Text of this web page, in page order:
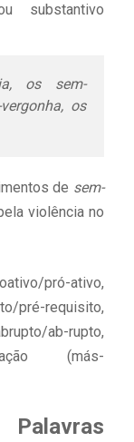
substantivo
os sem-
os
de sem-
violência no
pró-ativo,
pré-requisito,
ab-rupto,
(más-